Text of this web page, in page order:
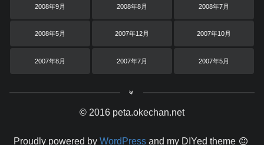
2008年9月 2008年8月 2008年7月
2008年5月 2007年12月 2007年10月
2007年8月 2007年7月 2007年5月
© 2016 peta.okechan.net
Proudly powered by WordPressand my DIYed theme